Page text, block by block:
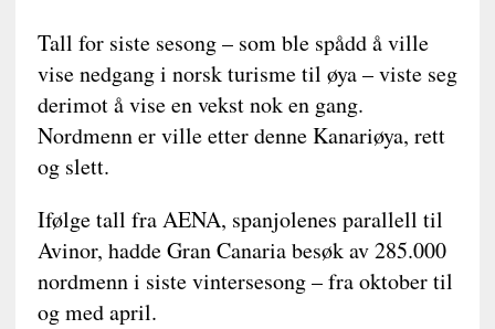
Tall for siste sesong – som ble spådd å ville
vise nedgang i norsk turisme til øya – viste seg
derimot å vise en vekst nok en gang.
Nordmenn er ville etter denne Kanariøya, rett
og slett.
Ifølge tall fra AENA, spanjolenes parallell til
Avinor, hadde Gran Canaria besøk av 285.000
nordmenn i siste vintersesong – fra oktober til
og med april.